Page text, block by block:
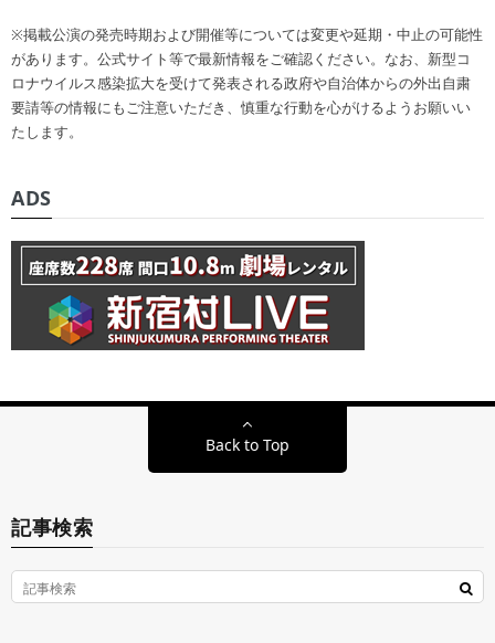
※掲載公演の発売時期および開催等については変更や延期・中止の可能性
があります。公式サイト等で最新情報をご確認ください。なお、新型コ
ロナウイルス感染拡大を受けて発表される政府や自治体からの外出自粛
要請等の情報にもご注意いただき、慎重な行動を心がけるようお願いい
たします。
ADS
Back to Top
記事検索